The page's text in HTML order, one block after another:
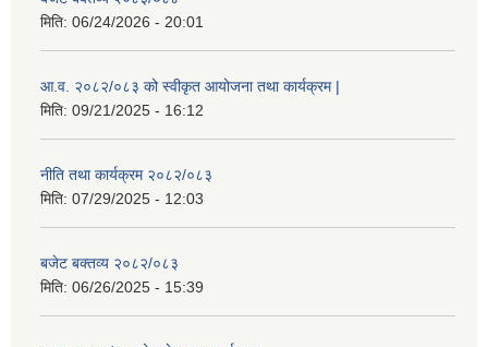
मिति: 06/24/2026 - 20:01
आ.व. २०८२/०८३ को स्वीकृत आयोजना तथा कार्यक्रम |
मिति: 09/21/2025 - 16:12
नीति तथा कार्यक्रम २०८२/०८३
मिति: 07/29/2025 - 12:03
बजेट बक्तव्य २०८२/०८३
मिति: 06/26/2025 - 15:39